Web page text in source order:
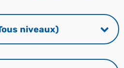
niveaux)